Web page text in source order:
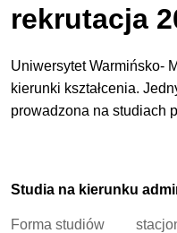
rekrutacja
Uniwersytet Warmińsko-
kierunki kształcenia.
prowadzona na studiach
Studia na kierunku
Forma studiów